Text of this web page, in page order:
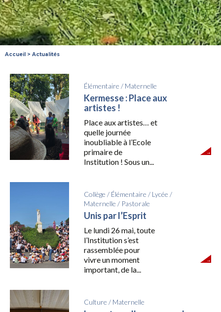
Accueil > Actualités
Élémentaire / Maternelle
Kermesse : Place aux
artistes !
Place aux artistes… et
quelle journée
inoubliable à l’Ecole
primaire de
Institution ! Sous un...
Collège / Élémentaire / Lycée /
Maternelle / Pastorale
Unis par l’Esprit
Le lundi 26 mai, toute
l’Institution s’est
rassemblée pour
vivre un moment
important, de la...
Culture / Maternelle